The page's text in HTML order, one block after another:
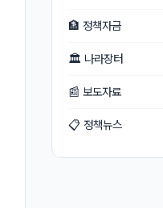
🏦 정책자금
🏛 나라장터
📰 보도자료
📋 정책뉴스